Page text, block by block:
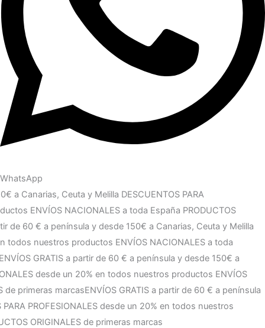
WhatsApp
Ceuta y Melilla DESCUENTOS PARA PROFESIONALES
a toda EspañaPRODUCTOS ORIGINALES de primeras
a Canarias, Ceuta y Melilla DESCUENTOS PARA
ENVÍOS NACIONALES a toda EspañaPRODUCTOS ORIGINALES
y desde 150€ a Canarias, Ceuta y MelillaDESCUENTOS PARA
ENVÍOS NACIONALES a toda EspañaPRODUCTOS ORIGINALES
y desde 150€ a Canarias, Ceuta y MelillaDESCUENTOS PARA
ENVÍOS NACIONALES a toda EspañaPRODUCTOS ORIGINALES